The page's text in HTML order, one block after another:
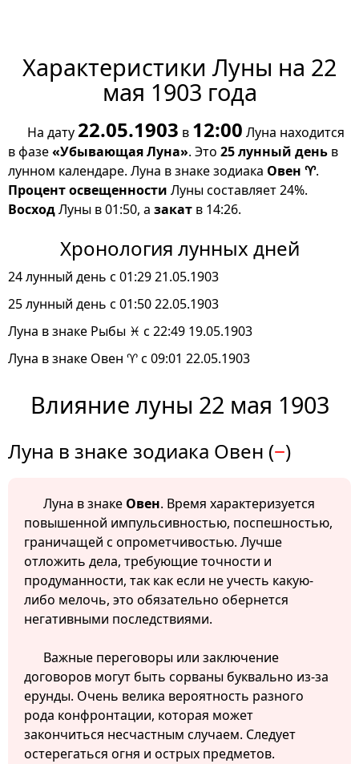
Характеристики Луны на 22
мая 1903 года
На дату 22.05.1903 в 12:00 Луна находится
в фазе«Убывающая Луна». Это 25 лунный день в
лунном календаре. Луна в знаке зодиака Овен ♈.
Процент освещенности Луны составляет 24%.
ВосходЛуны в 01:50, а закат в 14:26.
Хронология лунных дней
24 лунный день с 01:29 21.05.1903
25 лунный день с 01:50 22.05.1903
Луна в знаке Рыбы ♓ с 22:49 19.05.1903
Луна в знаке Овен ♈ с 09:01 22.05.1903
Влияние луны 22 мая 1903
Луна в знаке зодиака Овен (−)
Луна в знаке Овен. Время характеризуется
повышенной импульсивностью, поспешностью,
граничащей с опрометчивостью. Лучше
отложить дела, требующие точности и
продуманности, так как если не учесть какую-
либо мелочь, это обязательно обернется
негативными последствиями.
Важные переговоры или заключение
договоров могут быть сорваны буквально из-за
ерунды. Очень велика вероятность разного
рода конфронтации, которая может
закончиться несчастным случаем. Следует
остерегаться огня и острых предметов.